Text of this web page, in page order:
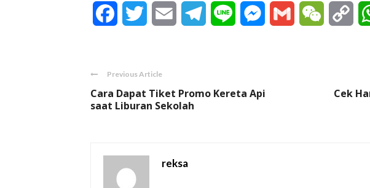
FacebookTwitter Email Telegram
Line Messenger
Gmail WeChat
Previous Article
Cara Dapat Tiket Promo Kereta Api
saat Liburan Sekolah
Cek
reksa